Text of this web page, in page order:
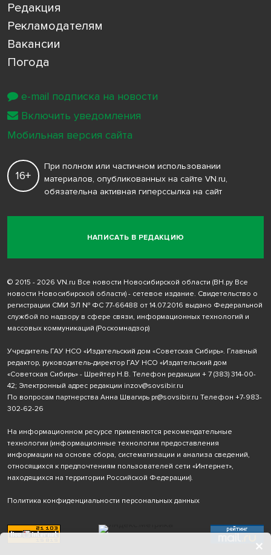
Редакция
Рекламодателям
Вакансии
Погода
НАПИСАТЬ В РЕДАКЦИЮ
16+
При полном или частичном использовании
материалов, опубликованных на сайте VN.ru,
обязательна активная гиперссылка на сайт
© 2015 - 2026 VN.ru Все новости Новосибирской области (ВН.ру Все
новости Новосибирской области) - сетевое издание. Свидетельство о
регистрации СМИ ЭЛ № ФС 77-66488 от 14.07.2016 выдано Федеральной
службой по надзору в сфере связи, информационных технологий и
массовых коммуникаций (Роскомнадзор)
Учредитель ГАУ НСО «Издательский дом «Советская Сибирь». Главный
редактор, руководитель-директор ГАУ НСО «Издательский дом
«Советская Сибирь» - Шрейтер Н.В. Телефон редакции + 7 (383) 314-00-
42; Электронный адрес редакции inzov@sovsibir.ru
По вопросам партнерства Анна Швагирь pr@sovsibir.ru Телефон +7-983-
302-62-26
На информационном ресурсе применяются рекомендательные
технологии (информационные технологии предоставления
информации на основе сбора, систематизации и анализа сведений,
относящихся к предпочтениям пользователей сети «Интернет»,
находящихся на территории Российской Федерации).
Политика конфиденциальности персональных данных
e-mail подписка на новости
Включить уведомления
Мобильная версия сайта